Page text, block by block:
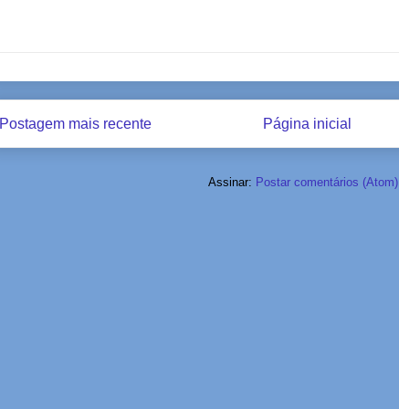
Postagem mais recente Página inicial
Assinar: Postar comentários (Atom)